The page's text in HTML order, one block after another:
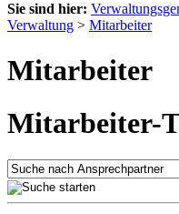
Sie sind hier:
Verwaltung > Mitarbeiter
Mitarbeiter
Mitarbeiter-